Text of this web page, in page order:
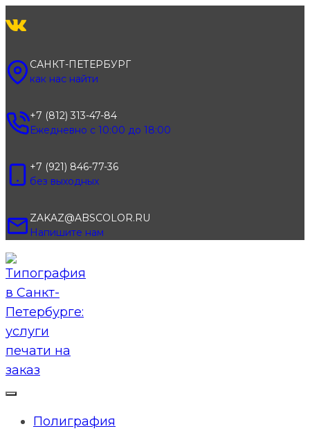
к
САНКТ-ПЕТЕРБУРГ
как нас найти
+7 (812) 313-47-84
Ежедневно с 10:00 до 18:00
+7 (921) 846-77-36
без выходных
ZAKAZ@ABSCOLOR.RU
Напишите нам
Полиграфия